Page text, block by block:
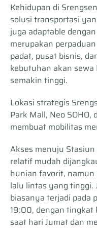
Kehidupan di
solusi transportasi
juga adaptable
merupakan
padat, pusat bisnis,
kebutuhan akan
semakin tinggi.
Lokasi strategis
Park Mall, Neo
membuat mobilitas
Akses menuju
relatif mudah
hunian favorit,
lalu lintas yang tinggi.
biasanya terjadi
19:00, dengan tingkat
saat hari Jumat dan